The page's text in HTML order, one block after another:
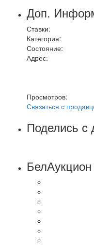
Доп.
Ставки:
Категория:
Состояние:
Адрес:
Просмотров:
Связаться с
Поделись с